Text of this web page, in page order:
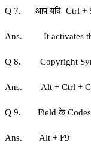
Q 7. आप यदि Ctrl +
Ans. It activates the
Q 8. Copyright
Ans. Alt + Ctrl + C
Q 9. Field के Codes को
Ans. Alt + F9